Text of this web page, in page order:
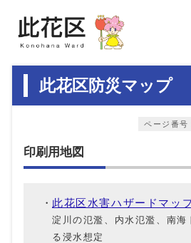
此花区防災マップ
ページ番号
印刷用地図
此花区水害ハザードマッ
淀川の氾濫、内水氾濫、南海
る浸水想定